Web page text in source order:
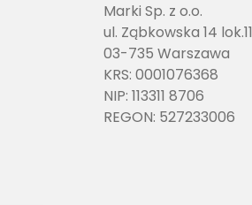
Marki Sp. z o.o.
ul. Ząbkowska 14 lok.11
03-735 Warszawa
KRS: 0001076368
NIP: 113311 8706
REGON: 527233006